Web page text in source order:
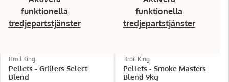
funktionella
tredjepartstjänster
Broil King
Pellets - Grillers Select
Blend
funktionella
tredjepartstjänster
Broil King
Pellets - Smoke Masters
Blend 9kg